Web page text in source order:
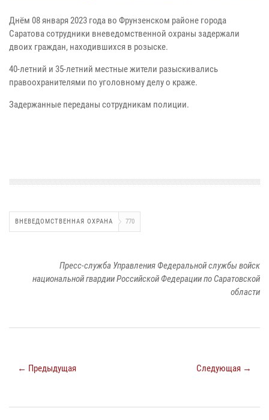
Днём 08 января 2023 года во Фрунзенском районе города
Саратова сотрудники вневедомственной охраны задержали
двоих граждан, находившихся в розыске.
40-летний и 35-летний местные жители разыскивались
правоохранителями по уголовному делу о краже.
Задержанные переданы сотрудникам полиции.
ВНЕВЕДОМСТВЕННАЯ ОХРАНА 770
Пресс-служба Управления Федеральной службы войск
национальной гвардии Российской Федерации по Саратовской
области
← Предыдущая Следующая →